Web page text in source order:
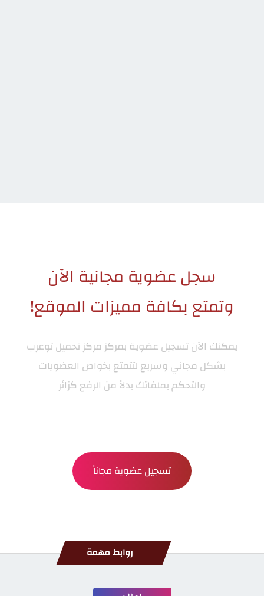
سجل عضوية مجانية الآن
وتمتع بكافة مميزات الموقع!
يمكنك الآن تسجيل عضوية بمركزمركز تحميل توعرب
بشكل مجاني وسريع لتتمتع بخواص العضويات
والتحكم بملفاتك بدلاً من الرفع كزائر
تسجيل عضوية مجاناً
روابط مهمة